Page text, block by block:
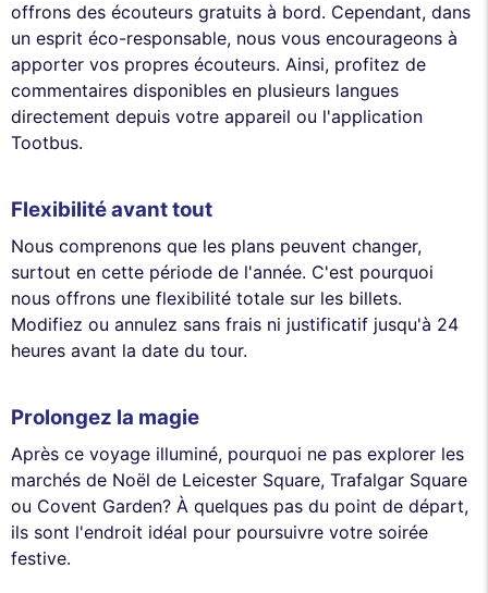
offrons des écouteurs gratuits à bord. Cependant, dans
un esprit éco-responsable, nous vous encourageons à
apporter vos propres écouteurs. Ainsi, profitez de
commentaires disponibles en plusieurs langues
directement depuis votre appareil ou l'application
Tootbus.
Flexibilité avant tout
Nous comprenons que les plans peuvent changer,
surtout en cette période de l'année. C'est pourquoi
nous offrons une flexibilité totale sur les billets.
Modifiez ou annulez sans frais ni justificatif jusqu'à 24
heures avant la date du tour.
Prolongez la magie
Après ce voyage illuminé, pourquoi ne pas explorer les
marchés de Noël de Leicester Square, Trafalgar Square
ou Covent Garden? À quelques pas du point de départ,
ils sont l'endroit idéal pour poursuivre votre soirée
festive.